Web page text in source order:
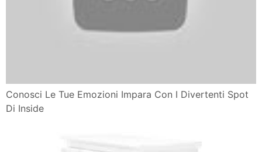
Conosci Le Tue Emozioni Impara Con I Divertenti Spot
Di Inside